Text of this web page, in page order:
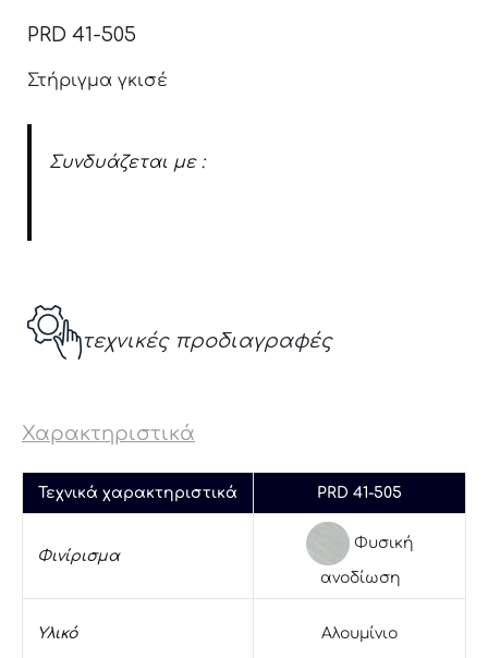
PRD 41-505
Στήριγμα γκισέ
Συνδυάζεται με :
τεχνικές προδιαγραφές
Χαρακτηριστικά
Τεχνικά χαρακτηριστικά PRD 41-505
Φινίρισμα
Φυσική
ανοδίωση
Υλικό Αλουμίνιο